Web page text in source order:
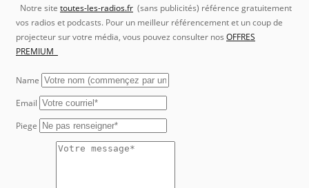
Notre site toutes-les-radios.fr (sans publicités) référence gratuitement
vos radios et podcasts. Pour un meilleur référencement et un coup de
projecteur sur votre média, vous pouvez consulter nos OFFRES
PREMIUM
Name
Email
Piege